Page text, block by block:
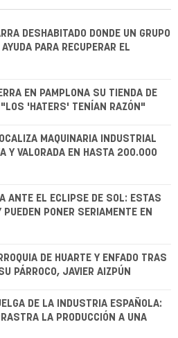
DESHABITADO DONDE UN GRUPO
PARA RECUPERAR EL
EN PAMPLONA SU TIENDA DE
"LOS 'HATERS' TENÍAN RAZÓN"
MAQUINARIA INDUSTRIAL
Y VALORADA EN HASTA 200.000
ANTE EL ECLIPSE DE SOL: ESTAS
PONER SERIAMENTE EN
DE HUARTE Y ENFADO TRAS
PÁRROCO, JAVIER AIZPÚN
DE LA INDUSTRIA ESPAÑOLA:
LA PRODUCCIÓN A UNA